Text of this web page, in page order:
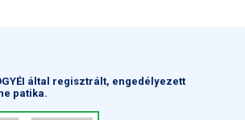
által regisztrált, engedélyezett
patika.